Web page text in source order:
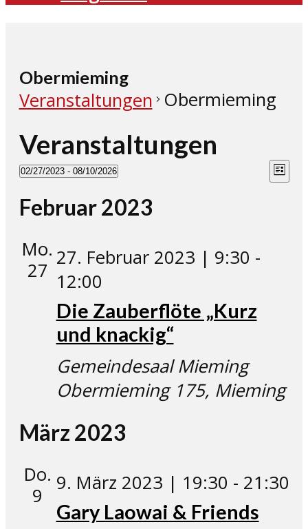
Obermieming
Veranstaltungen Obermieming
Veranstaltungen
Liste
02/27/2023 - 08/10/2026
wählen.
Februar 2023
Mo.
27
Die Zauberflöte „Kurz
und knackig“
27. Februar 2023 | 9:30 -
12:00
Gemeindesaal Mieming
Obermieming 175, Mieming
März 2023
Do.
9
Gary Laowai & Friends
9. März 2023 | 19:30 - 21:30